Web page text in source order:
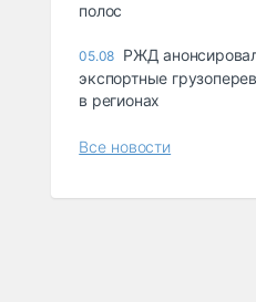
полос
05.08 РЖД
экспортные
в регионах
Все новости